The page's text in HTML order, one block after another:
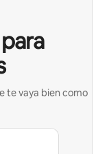
te vaya bien como